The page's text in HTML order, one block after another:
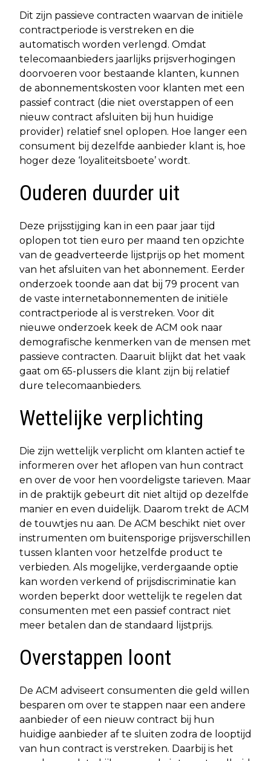
Dit zijn passieve contracten waarvan de initiële
contractperiode is verstreken en die
automatisch worden verlengd. Omdat
telecomaanbieders jaarlijks prijsverhogingen
doorvoeren voor bestaande klanten, kunnen
de abonnementskosten voor klanten met een
passief contract (die niet overstappen of een
nieuw contract afsluiten bij hun huidige
provider) relatief snel oplopen. Hoe langer een
consument bij dezelfde aanbieder klant is, hoe
hoger deze ‘loyaliteitsboete’ wordt.
Ouderen duurder uit
Deze prijsstijging kan in een paar jaar tijd
oplopen tot tien euro per maand ten opzichte
van de geadverteerde lijstprijs op het moment
van het afsluiten van het abonnement. Eerder
onderzoek toonde aan dat bij 79 procent van
de vaste internetabonnementen de initiële
contractperiode al is verstreken. Voor dit
nieuwe onderzoek keek de ACM ook naar
demografische kenmerken van de mensen met
passieve contracten. Daaruit blijkt dat het vaak
gaat om 65-plussers die klant zijn bij relatief
dure telecomaanbieders.
Wettelijke verplichting
Die zijn wettelijk verplicht om klanten actief te
informeren over het aflopen van hun contract
en over de voor hen voordeligste tarieven. Maar
in de praktijk gebeurt dit niet altijd op dezelfde
manier en even duidelijk. Daarom trekt de ACM
de touwtjes nu aan. De ACM beschikt niet over
instrumenten om buitensporige prijsverschillen
tussen klanten voor hetzelfde product te
verbieden. Als mogelijke, verdergaande optie
kan worden verkend of prijsdiscriminatie kan
worden beperkt door wettelijk te regelen dat
consumenten met een passief contract niet
meer betalen dan de standaard lijstprijs.
Overstappen loont
De ACM adviseert consumenten die geld willen
besparen om over te stappen naar een andere
aanbieder of een nieuw contract bij hun
huidige aanbieder af te sluiten zodra de looptijd
van hun contract is verstreken. Daarbij is het